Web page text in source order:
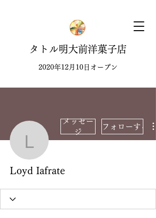
タトル明大前洋菓子店
2020年12月10日オープン
Loyd Iafrate
メッセー
ジ
フォローする
Loyd Iafrate